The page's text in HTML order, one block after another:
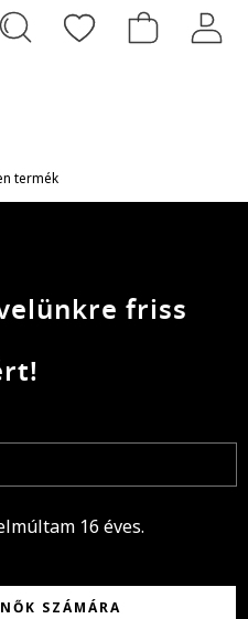
termék
friss
16 éves.
SZÁMÁRA